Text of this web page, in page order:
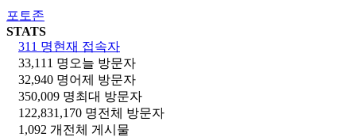
포토존
STATS
311 명현재 접속자
33,111 명 오늘 방문자
32,940 명어제 방문자
350,009 명최대 방문자
122,831,170 명전체 방문자
1,092 개 전체 게시물